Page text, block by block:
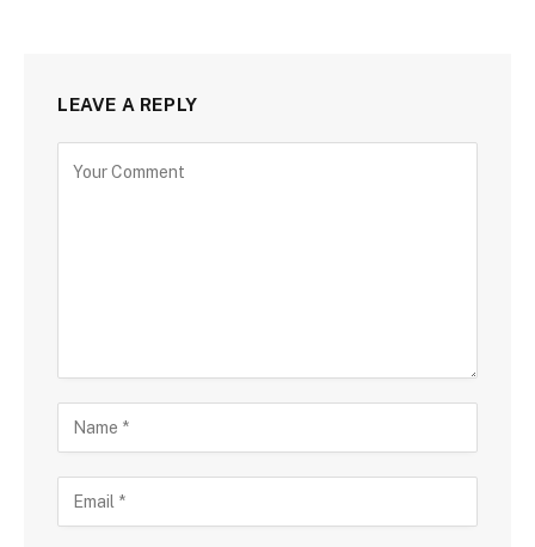
LEAVE A REPLY